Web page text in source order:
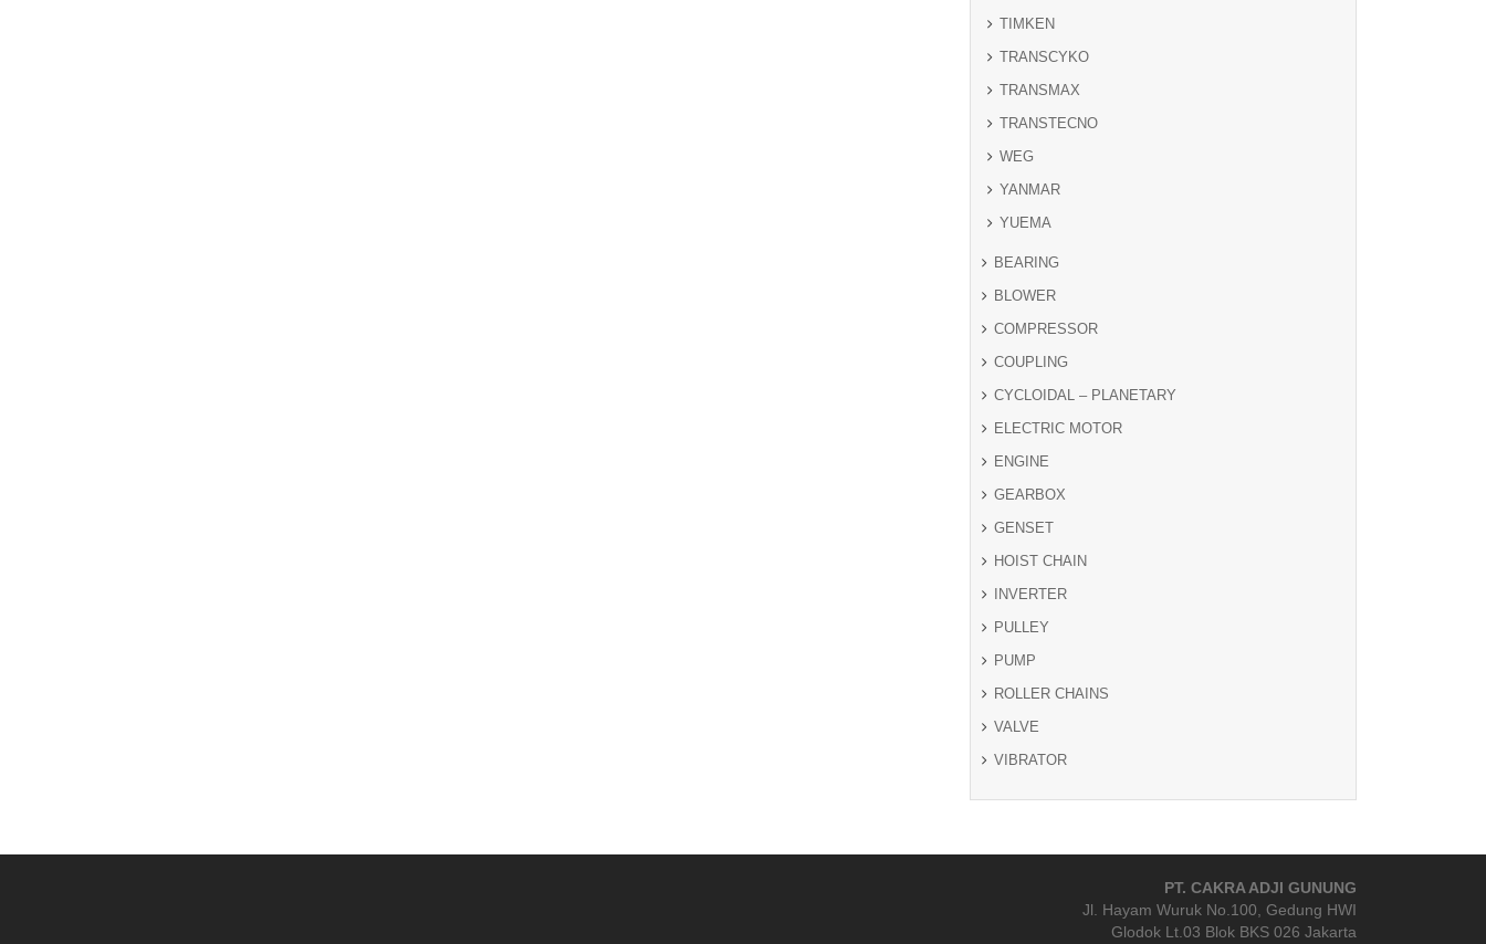
TIMKEN
TRANSCYKO
TRANSMAX
TRANSTECNO
WEG
YANMAR
YUEMA
BEARING
BLOWER
COMPRESSOR
COUPLING
CYCLOIDAL – PLANETARY
ELECTRIC MOTOR
ENGINE
GEARBOX
GENSET
HOIST CHAIN
INVERTER
PULLEY
PUMP
ROLLER CHAINS
VALVE
VIBRATOR
PT. CAKRA ADJI GUNUNG
Jl. Hayam Wuruk No.100, Gedung HWI
Glodok Lt.03 Blok BKS 026 Jakarta